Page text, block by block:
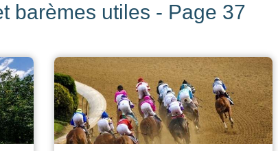
barèmes utiles - Page 37